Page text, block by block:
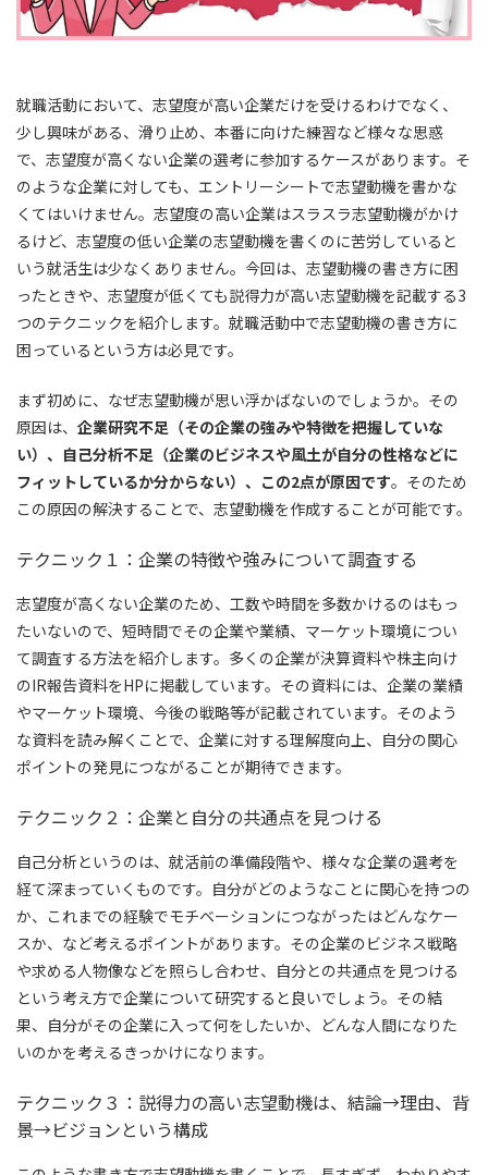
就職活動において、志望度が高い企業だけを受けるわけでなく、
少し興味がある、滑り止め、本番に向けた練習など様々な思惑
で、志望度が高くない企業の選考に参加するケースがあります。そ
のような企業に対しても、エントリーシートで志望動機を書かな
くてはいけません。志望度の高い企業はスラスラ志望動機がかけ
るけど、志望度の低い企業の志望動機を書くのに苦労していると
いう就活生は少なくありません。今回は、志望動機の書き方に困
ったときや、志望度が低くても説得力が高い志望動機を記載する3
つのテクニックを紹介します。就職活動中で志望動機の書き方に
困っているという方は必見です。
まず初めに、なぜ志望動機が思い浮かばないのでしょうか。その
原因は、 企業研究不足（その企業の強みや特徴を把握していな
い）、自己分析不足（企業のビジネスや風土が自分の性格などに
フィットしているか分からない）、この2点が原因です。そのため
この原因の解決することで、志望動機を作成することが可能です。
テクニック１：企業の特徴や強みについて調査する
志望度が高くない企業のため、工数や時間を多数かけるのはもっ
たいないので、短時間でその企業や業績、マーケット環境につい
て調査する方法を紹介します。多くの企業が決算資料や株主向け
のIR報告資料をHPに掲載しています。その資料には、企業の業績
やマーケット環境、今後の戦略等が記載されています。そのよう
な資料を読み解くことで、企業に対する理解度向上、自分の関心
ポイントの発見につながることが期待できます。
テクニック２：企業と自分の共通点を見つける
自己分析というのは、就活前の準備段階や、様々な企業の選考を
経て深まっていくものです。自分がどのようなことに関心を持つの
か、これまでの経験でモチベーションにつながったはどんなケー
スか、など考えるポイントがあります。その企業のビジネス戦略
や求める人物像などを照らし合わせ、自分との共通点を見つける
という考え方で企業について研究すると良いでしょう。その結
果、自分がその企業に入って何をしたいか、どんな人間になりた
いのかを考えるきっかけになります。
テクニック３：説得力の高い志望動機は、結論→理由、背
景→ビジョンという構成